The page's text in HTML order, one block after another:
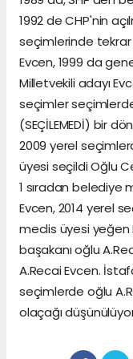
1992 de CHP'nin
seçimlerinde tekrar
Evcen, 1999 da
Milletvekili adayı
seçimler
(SEÇİLEMEDİ) bir
2009 yerel
üyesi seçildi Oğlu
1 sıradan belediye
Evcen, 2014 yerel
meclis üyesi yeğen
başakanı oğlu
A.Recai Evcen.
seçimlerde oğlu
olaçağı